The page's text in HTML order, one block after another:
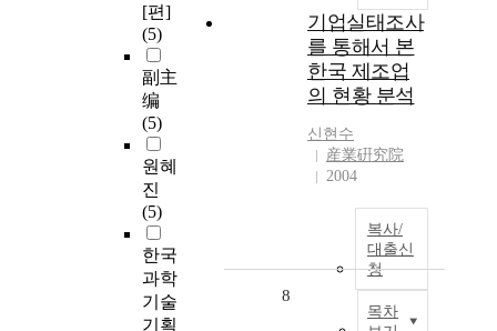
[편]
(5)
副主
编
(5)
원혜
진
(5)
한국
과학
기술
기획
기업실태조사
를 통해서 본
한국 제조업
의 현황 분석
신현수
産業硏究院
2004
복사/
대출신
청
목차
8